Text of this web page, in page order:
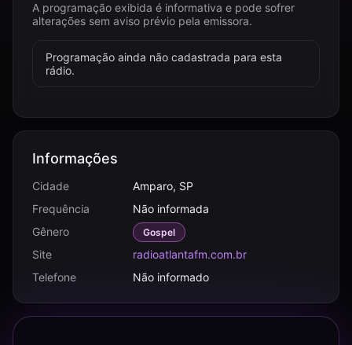
A programação exibida é informativa e pode sofrer
alterações sem aviso prévio pela emissora.
Programação ainda não cadastrada para esta
rádio.
Informações
Cidade
Amparo, SP
Frequência
Não informada
Gênero
Gospel
Site
radioatlantafm.com.br
Telefone
Não informado